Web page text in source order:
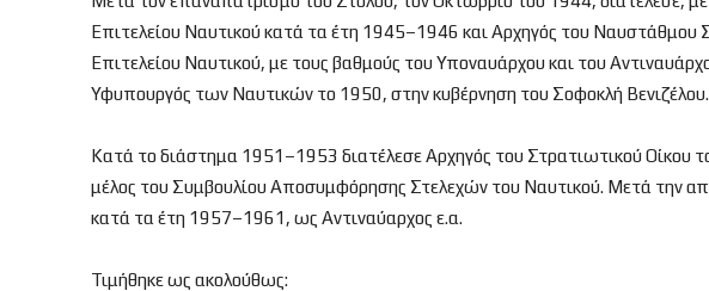
Επιτελείου Ναυτικού κατά τα έτη 1945–1946 και Αρχηγός του
Επιτελείου Ναυτικού, με τους βαθμούς του Υποναυάρχου και του
Υφυπουργός των Ναυτικών το 1950, στην κυβέρνηση του Σοφοκλή Βενιζέλου.
Κατά το διάστημα 1951–1953 διατέλεσε Αρχηγός του Στρατιωτικού Οίκου
μέλος του Συμβουλίου Αποσυμφόρησης Στελεχών του Ναυτικού. Μετά την
κατά τα έτη 1957–1961, ως Αντιναύαρχος ε.α.
Τιμήθηκε ως ακολούθως: